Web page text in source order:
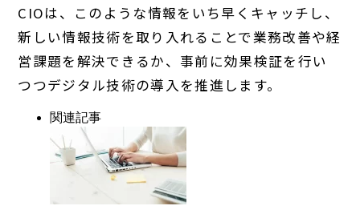
CIOは、このような情報をいち早くキャッチし、
新しい情報技術を取り入れることで業務改善や経
営課題を解決できるか、事前に効果検証を行い
つつデジタル技術の導入を推進します。